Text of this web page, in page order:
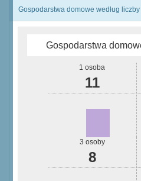
Gospodarstwa domowe według
Gospodarstwa
1 osoba
11
3 osoby
8